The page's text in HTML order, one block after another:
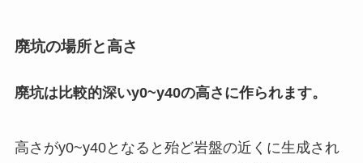
廃坑の場所と高さ
廃坑は比較的深いy0~y40の高さに作られます。
高さがy0~y40となると殆ど岩盤の近くに生成され